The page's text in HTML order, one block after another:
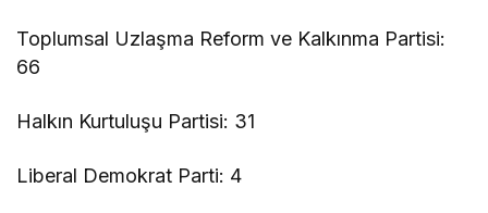
Toplumsal Uzlaşma Reform ve Kalkınma Partisi:
66
Halkın Kurtuluşu Partisi: 31
Liberal Demokrat Parti: 4